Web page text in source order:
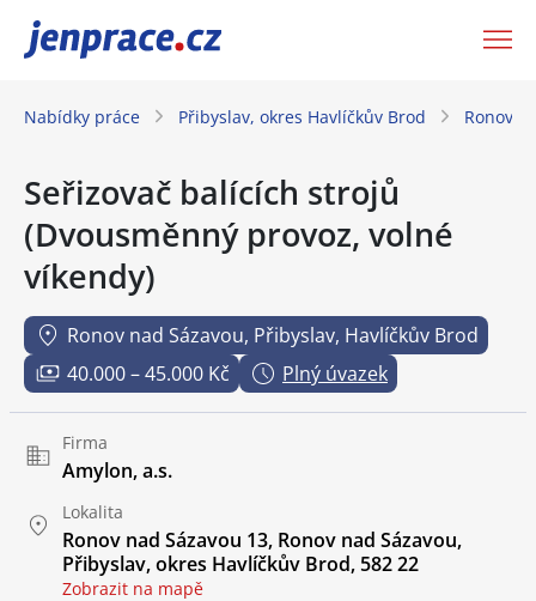
JenPráce.cz
Nabídky práce Přibyslav, okres Havlíčkův Brod Ronov
Seřizovač balících strojů
(Dvousměnný provoz, volné
víkendy)
Ronov nad Sázavou, Přibyslav, Havlíčkův Brod
40.000 – 45.000 Kč
Plný úvazek
Firma
Amylon, a.s.
Lokalita
Ronov nad Sázavou 13, Ronov nad Sázavou,
Přibyslav, okres Havlíčkův Brod, 582 22
Zobrazit na mapě